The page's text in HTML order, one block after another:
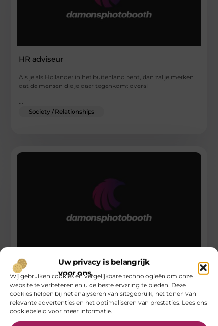
Uw privacy is belangrijk
voor ons.
Wij gebruiken cookies en vergelijkbare technologieën om onze
website te verbeteren en u de beste ervaring te bieden. Deze
cookies helpen bij het analyseren van sitegebruik, het tonen van
relevante advertenties en het optimaliseren van prestaties. Lees ons
cookiebeleid voor meer informatie.
HR adviseur
Als je als Hollander in het buitenland bent, dan zal je merken
dat de mensen die je daar tegenkomt overal
Society / Relationships
De bijzondere fotoshoot van de fotograaf uit
Veenendaal
Ik heb samen met mijn vriend een hele speciale fotoshoot
gedaan met de fotograaf uit Veenendaal. We zijn al meer
...
Society / Relationships